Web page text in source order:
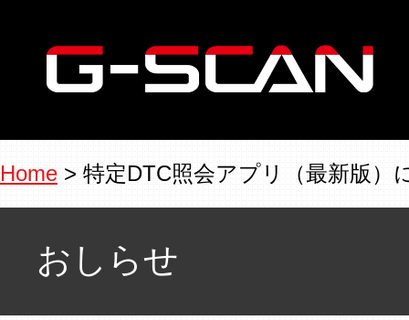
Home > 特定DTC照会アプリ（最新版）
おしらせ